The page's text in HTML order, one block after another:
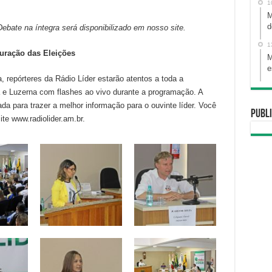
na íntegra será disponibilizado em nosso site.
das Eleições
repórteres da Rádio Líder estarão atentos a toda a
Luzerna com flashes ao vivo durante a programação. A
para trazer a melhor informação para o ouvinte líder. Você
www.radiolider.am.br.